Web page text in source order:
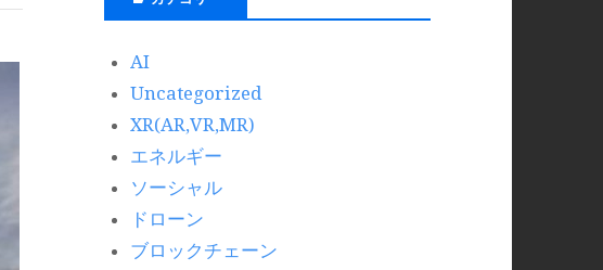
AI
Uncategorized
XR(AR,VR,MR)
エネルギー
ソーシャル
ドローン
ブロックチェーン